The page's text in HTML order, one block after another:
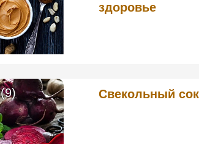
здоровье
Свекольный
(9)